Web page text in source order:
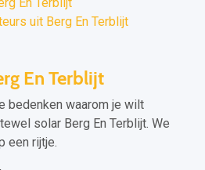
En Terblijt
uit Berg En Terblijt
En Terblijt
bedenken waarom je wilt
solar Berg En Terblijt. We
een rijtje.